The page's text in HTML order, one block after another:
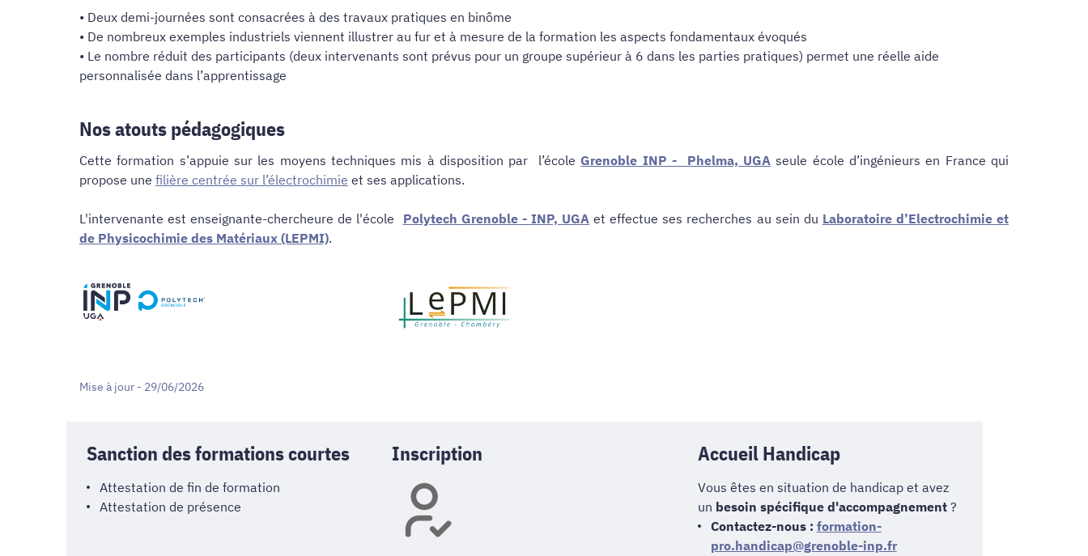
• Deux demi-journées sont consacrées à des travaux pratiques en binôme
• De nombreux exemples industriels viennent illustrer au fur et à mesure de la formation les aspects fondamentaux évoqués
• Le nombre réduit des participants (deux intervenants sont prévus pour un groupe supérieur à 6 dans les parties pratiques) permet une réelle aide
personnalisée dans l’apprentissage
Nos atouts pédagogiques
Cette formation s’appuie sur les moyens techniques mis à disposition par l’écoleGrenoble INP - Phelma, UGA seule école d’ingénieurs en France qui
propose une filière centrée sur l’électrochimie et ses applications.
L'intervenante est enseignante-chercheure de l'école Polytech Grenoble - INP, UGA et effectue ses recherches au sein du Laboratoire d’Electrochimie et
de Physicochimie des Matériaux (LEPMI).
Mise à jour - 29/06/2026
Sanction des formations courtes
Attestation de fin de formation
Attestation de présence
Inscription Accueil Handicap
Vous êtes en situation de handicap et avez
un besoin spécifique d'accompagnement ?
Contactez-nous : formation-
pro.handicap@grenoble-inp.fr